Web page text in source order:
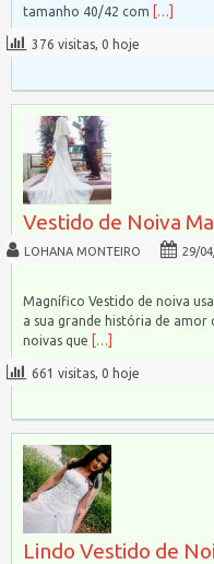
tamanho 40/42 com […]
376 visitas, 0 hoje
Vestido de Noiva
LOHANA MONTEIRO 29/
Magnífico Vestido de noiva
a sua grande história de amor
noivas que […]
661 visitas, 0 hoje
Lindo Vestido de